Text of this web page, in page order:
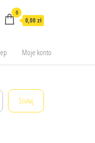
0
0,00 zł
Moje konto
Szukaj